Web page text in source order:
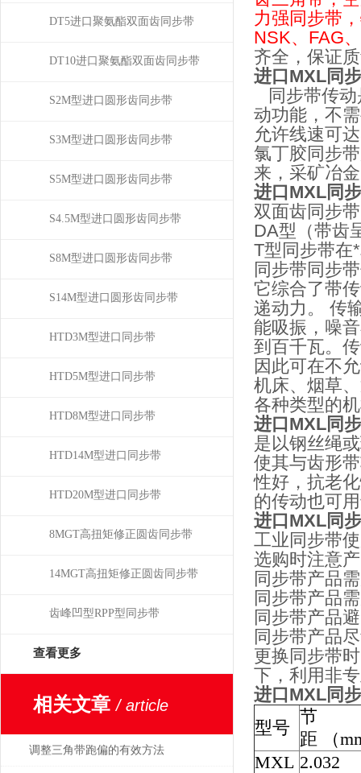
DT5进口聚氨酯双面齿同步带
DT10进口聚氨酯双面齿同步带
S2M型进口圆形齿同步带
S3M型进口圆形齿同步带
S5M型进口圆形齿同步带
S4.5M型进口圆形齿同步带
S8M型进口圆形齿同步带
S14M型进口圆形齿同步带
HTD3M型进口同步带
HTD5M型进口同步带
HTD8M型进口同步带
HTD14M型进口同步带
HTD20M型进口同步带
8MGT高扭矩修正圆齿同步带
14MGT高扭矩修正圆齿同步带
齿峰凹型RPP型同步带
查看更多
相关文章/ article
调整三角带跑偏的有效方法
力强同步带
NSK、FAG
齐全，保证
进口MXL同
同步带传
动功能，不
允许线速可
氯丁胶同步
来，采矿冶
进口MXL同
双面齿同步
DA型（带齿
T型同步带在
同步带同步
它综合了带
递动力。 传
能吸振，噪
到百千瓦。
因此可在不
机床、烟草
各种类型的
进口MXL同
是以钢丝绳
使其与齿形
性好，抗老
的传动也可
进口MXL同
工业同步带
选购时注意
同步带产品
同步带产品
同步带产品
同步带产品
更换同步带
下，利用非
进口MXL同
型号
节
距 （
MXL 2.032